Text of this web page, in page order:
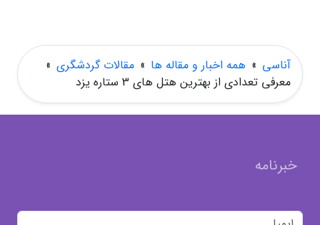
آناسی » همه اخبار و مقاله ها » مقالات گردشگری »
معرفی تعدادی از بهترین هتل های 3 ستاره یزد
خبرنامه